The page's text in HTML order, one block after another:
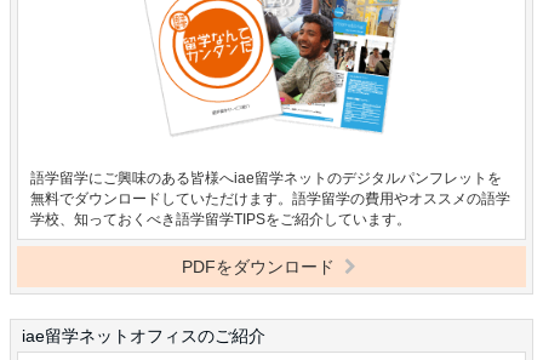
語学留学にご興味のある皆様へiae留学ネットのデジタルパンフレットを
無料でダウンロードしていただけます。語学留学の費用やオススメの語学
学校、知っておくべき語学留学TIPSをご紹介しています。
PDFをダウンロード
iae留学ネットオフィスのご紹介